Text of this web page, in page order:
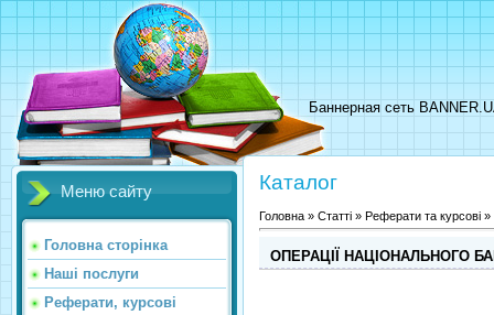
Баннерная сеть
Меню сайту
Головна сторінка
Наші послуги
Реферати, курсові
Каталог
Головна » Статті » Реферати та курсові »
ОПЕРАЦІЇ НАЦІОНАЛЬНОГО